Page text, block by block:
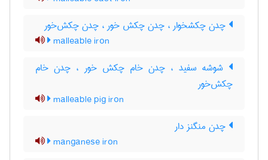
چدن چکشخوار ، چدن چکش خور ، چدن چکش‌خور
malleable iron
شوشه سفید ، چدن خام چکش خور ، چدن خام
چکش‌خور
malleable pig iron
چدن منگنز دار
manganese iron